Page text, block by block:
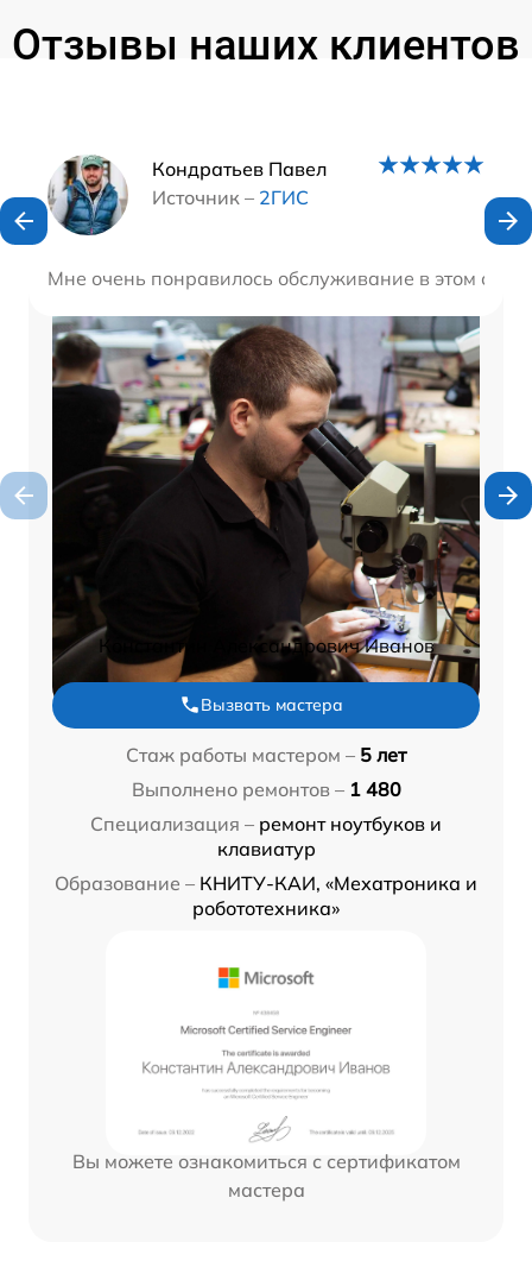
Отзывы наших клиентов
Кондратьев Павел
Источник – 2ГИС
Мне очень понравилось обслуживание в этом
Наши мастера
Константин Александрович Иванов
Вызвать мастера
Стаж работы мастером – 5 лет
Выполнено ремонтов – 1 480
Специализация – ремонт ноутбуков и
клавиатур
Образование – КНИТУ-КАИ, «Мехатроника и
робототехника»
Вы можете ознакомиться с сертификатом
мастера